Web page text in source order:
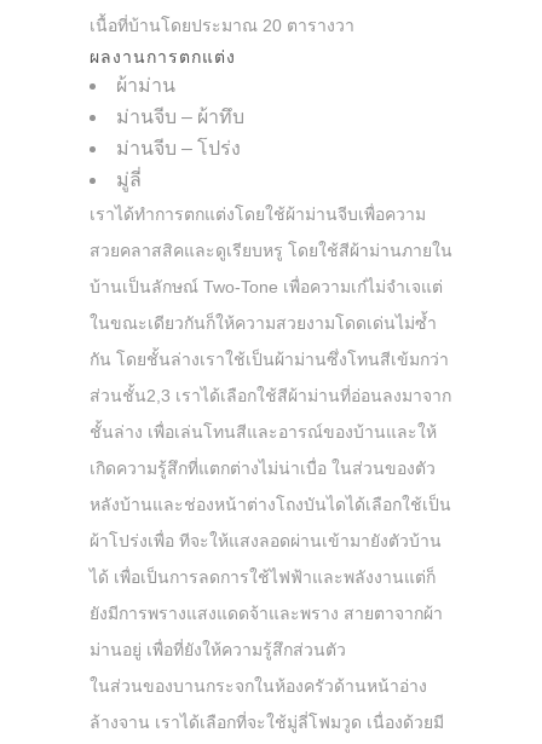
เนื้อที่บ้านโดยประมาณ 20 ตารางวา
ผลงานการตกแต่ง
ผ้าม่าน
ม่านจีบ – ผ้าทึบ
ม่านจีบ – โปร่ง
มู่ลี่
เราได้ทำการตกแต่งโดยใช้ผ้าม่านจีบเพื่อความ
สวยคลาสสิคและดูเรียบหรู โดยใช้สีผ้าม่านภายใน
บ้านเป็นลักษณ์ Two-Tone เพื่อความเก๋ไม่จำเจแต่
ในขณะเดียวกันก็ให้ความสวยงามโดดเด่นไม่ซ้ำ
กัน โดยชั้นล่างเราใช้เป็นผ้าม่านซึ่งโทนสีเข้มกว่า
ส่วนชั้น2,3 เราได้เลือกใช้สีผ้าม่านที่อ่อนลงมาจาก
ชั้นล่าง เพื่อเล่นโทนสีและอารณ์ของบ้านและให้
เกิดความรู้สึกที่แตกต่างไม่น่าเบื่อ ในส่วนของตัว
หลังบ้านและช่องหน้าต่างโถงบันไดได้เลือกใช้เป็น
ผ้าโปร่งเพื่อ ทีจะให้แสงลอดผ่านเข้ามายังตัวบ้าน
ได้ เพื่อเป็นการลดการใช้ไฟฟ้าและพลังงานแต่ก็
ยังมีการพรางแสงแดดจ้าและพราง สายตาจากผ้า
ม่านอยู่ เพื่อที่ยังให้ความรู้สึกส่วนตัว
ในส่วนของบานกระจกในห้องครัวด้านหน้าอ่าง
ล้างจาน เราได้เลือกที่จะใช้มู่ลี่โฟมวูด เนื่องด้วยมี